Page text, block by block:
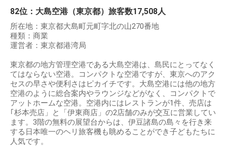
82位：大島空港（東京都）旅客数17,508人
所在地：東京都大島町元町字北の山270番地
種類：商業
運営者：東京都港湾局
東京都の地方管理空港である大島空港は、島民にとってなく
てはならない空港。コンパクトな空港ですが、東京へのアク
セスの早さや便利さはピカイチです。大島空港には他の地方
空港のように総合案内やラウンジなどがなく、コンパクトで
アットホームな空港。空港内にはレストランが1件、売店は
｢杉本売店」と「伊東商店」の2店舗のみが交互に営業してい
ます。3階の無料の展望台からは、伊豆諸島の島々を行き来
する日本唯一のヘリ旅客機も眺めることができ子どもたちに
人気です。